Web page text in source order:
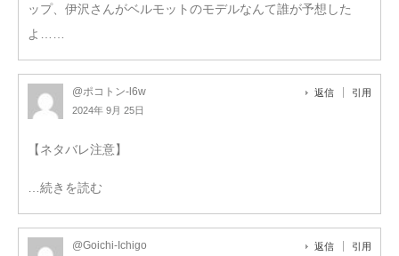
ップ、伊沢さんがベルモットのモデルなんて誰が予想した
よ……
@ポコトン-l6w
2024年 9月 25日
返信 引用
【ネタバレ注意】
…続きを読む
@Goichi-Ichigo 返信 引用